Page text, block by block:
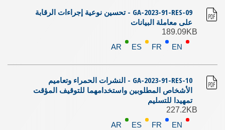
GA-2023-91-RES-09 - تحسين نوعية إجراءات الرقابة
على معاملة البيانات
189.09KB
EN
FR
ES
AR
GA-2023-91-RES-10 - النشرات الحمراء وتعاميم
الأشخاص المطلوبين واستخدامهما للتوقيف المؤقت
تمهيدا للتسليم
227.2KB
EN
FR
ES
AR